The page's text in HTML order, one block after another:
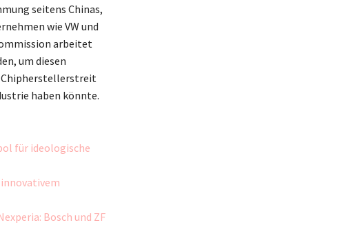
seitens Chinas,
wie VW und
arbeitet
um diesen
Chipherstellerstreit
haben könnte.
für ideologische
Bosch und ZF